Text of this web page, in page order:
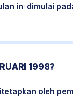
ini dimulai
1998?
oleh